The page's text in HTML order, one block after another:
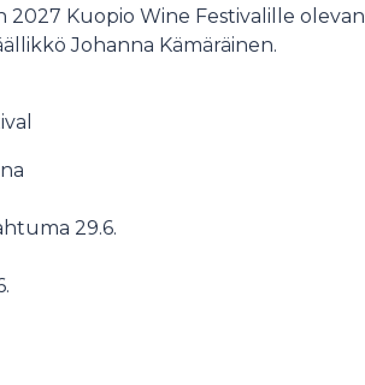
Kuopio Wine Festivalille olevan
Johanna Kämäräinen.
29.6.